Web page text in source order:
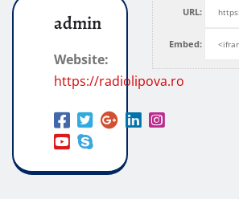
URL:
Embed:
admin
Website:
https://radiolipova.ro